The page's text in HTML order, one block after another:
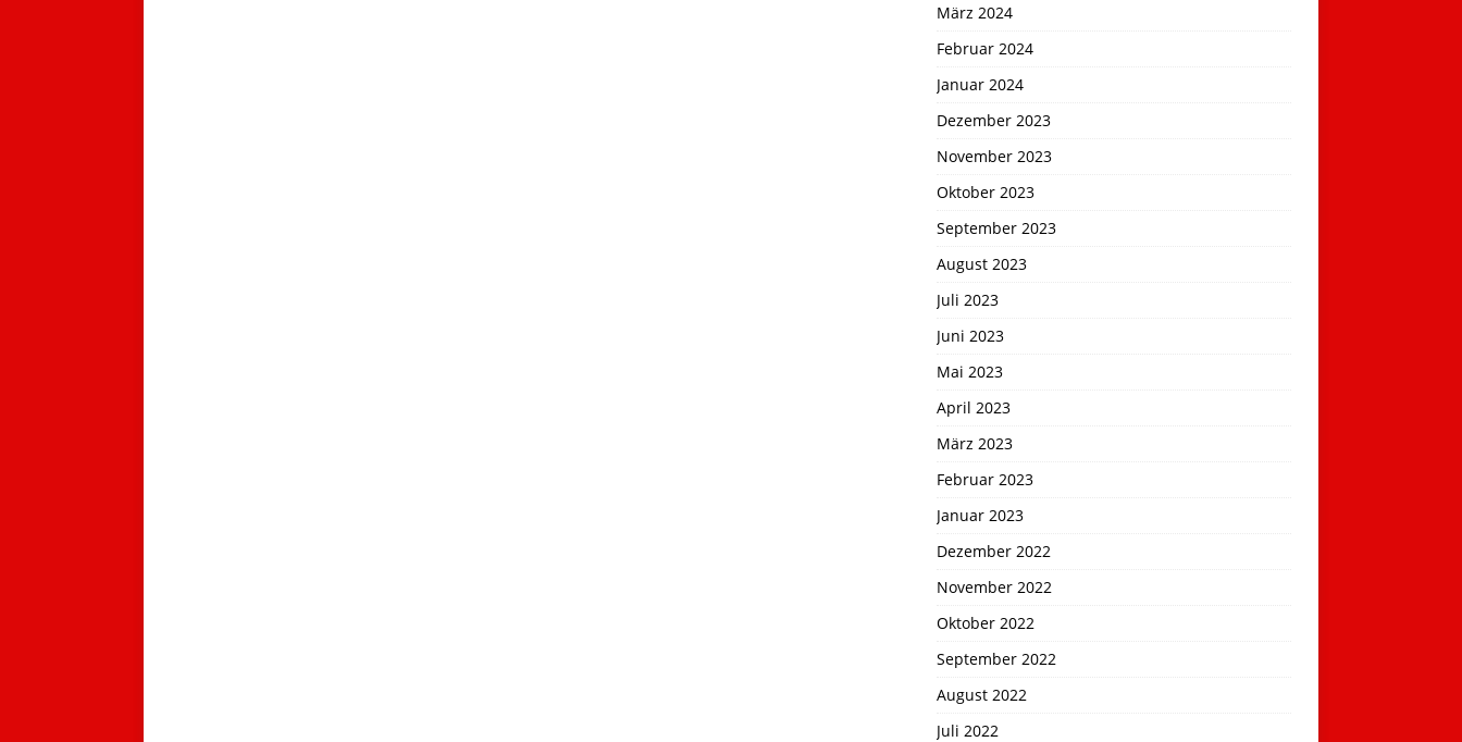
März 2024
Februar 2024
Januar 2024
Dezember 2023
November 2023
Oktober 2023
September 2023
August 2023
Juli 2023
Juni 2023
Mai 2023
April 2023
März 2023
Februar 2023
Januar 2023
Dezember 2022
November 2022
Oktober 2022
September 2022
August 2022
Juli 2022